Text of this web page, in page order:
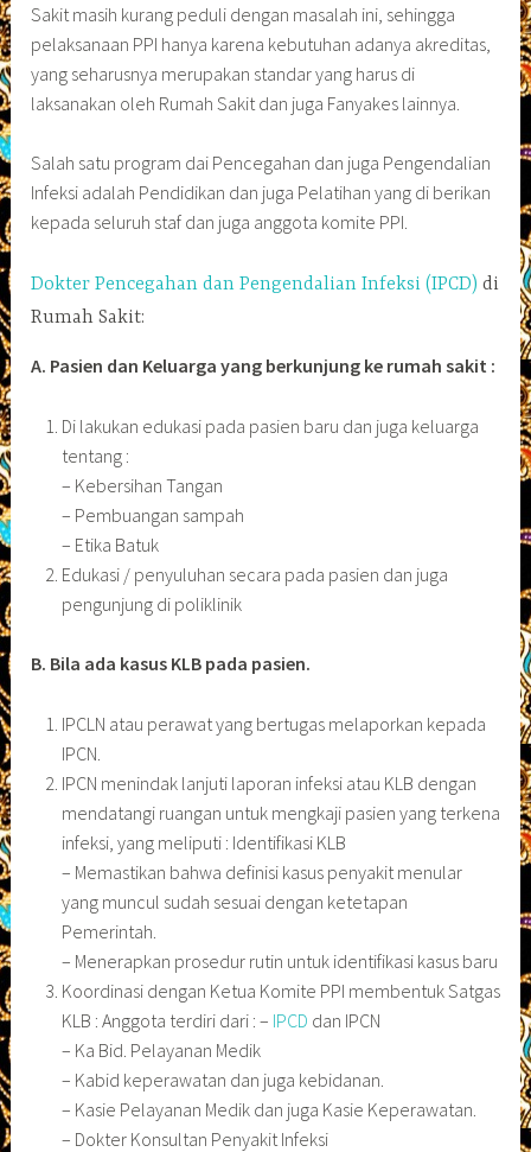
Sakit masih kurang peduli dengan masalah ini, sehingga
pelaksanaan PPI hanya karena kebutuhan adanya akreditas,
yang seharusnya merupakan standar yang harus di
laksanakan oleh Rumah Sakit dan juga Fanyakes lainnya.
Salah satu program dai Pencegahan dan juga Pengendalian
Infeksi adalah Pendidikan dan juga Pelatihan yang di berikan
kepada seluruh staf dan juga anggota komite PPI.
Dokter Pencegahan dan Pengendalian Infeksi (IPCD) di
Rumah Sakit:
A. Pasien dan Keluarga yang berkunjung ke rumah sakit :
Di lakukan edukasi pada pasien baru dan juga keluarga
tentang :
– Kebersihan Tangan
– Pembuangan sampah
– Etika Batuk
Edukasi / penyuluhan secara pada pasien dan juga
pengunjung di poliklinik
B. Bila ada kasus KLB pada pasien.
IPCLN atau perawat yang bertugas melaporkan kepada
IPCN.
IPCN menindak lanjuti laporan infeksi atau KLB dengan
mendatangi ruangan untuk mengkaji pasien yang terkena
infeksi, yang meliputi : Identifikasi KLB
– Memastikan bahwa definisi kasus penyakit menular
yang muncul sudah sesuai dengan ketetapan
Pemerintah.
– Menerapkan prosedur rutin untuk identifikasi kasus baru
Koordinasi dengan Ketua Komite PPI membentuk Satgas
KLB : Anggota terdiri dari : – IPCD dan IPCN
– Ka Bid. Pelayanan Medik
– Kabid keperawatan dan juga kebidanan.
– Kasie Pelayanan Medik dan juga Kasie Keperawatan.
– Dokter Konsultan Penyakit Infeksi